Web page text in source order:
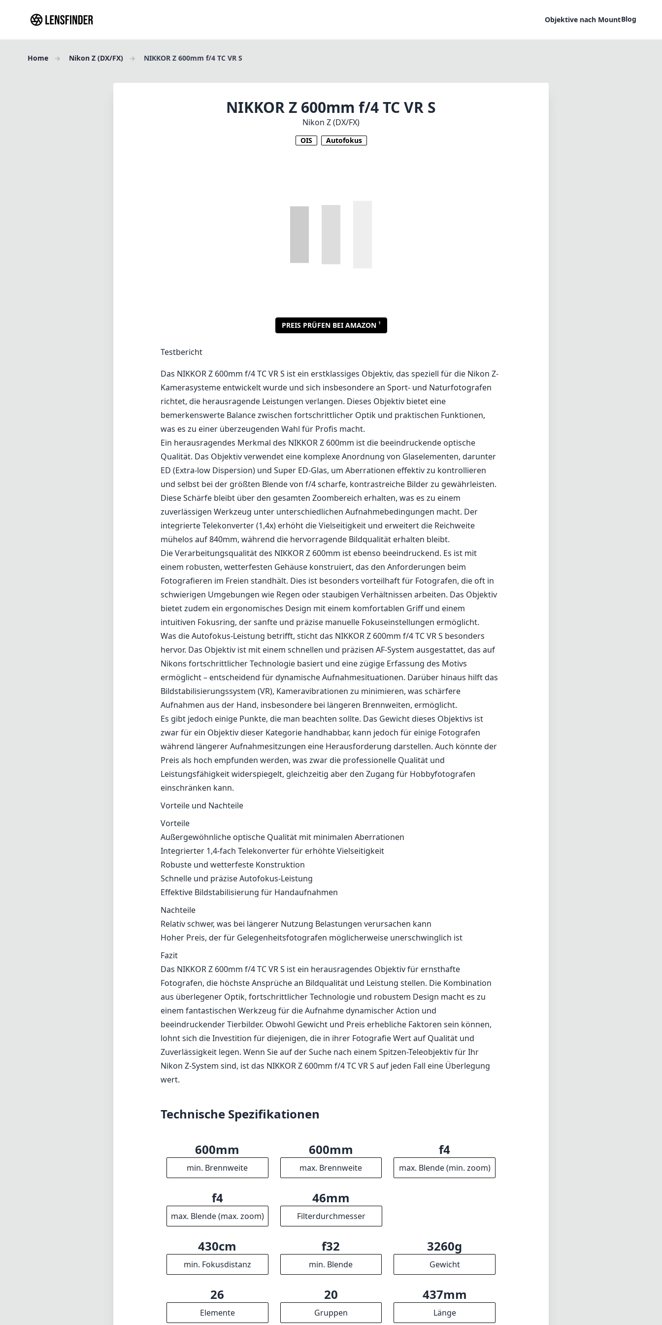
Objektive nach MountBlog
Home Nikon Z (DX/FX) NIKKOR Z 600mm f/4 TC VR S
NIKKOR Z 600mm f/4 TC VR S
Nikon Z (DX/FX)
OIS Autofokus
PREIS PRÜFEN BEI AMAZON 1
Testbericht
Das NIKKOR Z 600mm f/4 TC VR S ist ein erstklassiges Objektiv, das speziell für die Nikon Z-
Kamerasysteme entwickelt wurde und sich insbesondere an Sport- und Naturfotografen
richtet, die herausragende Leistungen verlangen. Dieses Objektiv bietet eine
bemerkenswerte Balance zwischen fortschrittlicher Optik und praktischen Funktionen,
was es zu einer überzeugenden Wahl für Profis macht.
Ein herausragendes Merkmal des NIKKOR Z 600mm ist die beeindruckende optische
Qualität. Das Objektiv verwendet eine komplexe Anordnung von Glaselementen, darunter
ED (Extra-low Dispersion) und Super ED-Glas, um Aberrationen effektiv zu kontrollieren
und selbst bei der größten Blende von f/4 scharfe, kontrastreiche Bilder zu gewährleisten.
Diese Schärfe bleibt über den gesamten Zoombereich erhalten, was es zu einem
zuverlässigen Werkzeug unter unterschiedlichen Aufnahmebedingungen macht. Der
integrierte Telekonverter (1,4x) erhöht die Vielseitigkeit und erweitert die Reichweite
mühelos auf 840mm, während die hervorragende Bildqualität erhalten bleibt.
Die Verarbeitungsqualität des NIKKOR Z 600mm ist ebenso beeindruckend. Es ist mit
einem robusten, wetterfesten Gehäuse konstruiert, das den Anforderungen beim
Fotografieren im Freien standhält. Dies ist besonders vorteilhaft für Fotografen, die oft in
schwierigen Umgebungen wie Regen oder staubigen Verhältnissen arbeiten. Das Objektiv
bietet zudem ein ergonomisches Design mit einem komfortablen Griff und einem
intuitiven Fokusring, der sanfte und präzise manuelle Fokuseinstellungen ermöglicht.
Was die Autofokus-Leistung betrifft, sticht das NIKKOR Z 600mm f/4 TC VR S besonders
hervor. Das Objektiv ist mit einem schnellen und präzisen AF-System ausgestattet, das auf
Nikons fortschrittlicher Technologie basiert und eine zügige Erfassung des Motivs
ermöglicht – entscheidend für dynamische Aufnahmesituationen. Darüber hinaus hilft das
Bildstabilisierungssystem (VR), Kameravibrationen zu minimieren, was schärfere
Aufnahmen aus der Hand, insbesondere bei längeren Brennweiten, ermöglicht.
Es gibt jedoch einige Punkte, die man beachten sollte. Das Gewicht dieses Objektivs ist
zwar für ein Objektiv dieser Kategorie handhabbar, kann jedoch für einige Fotografen
während längerer Aufnahmesitzungen eine Herausforderung darstellen. Auch könnte der
Preis als hoch empfunden werden, was zwar die professionelle Qualität und
Leistungsfähigkeit widerspiegelt, gleichzeitig aber den Zugang für Hobbyfotografen
einschränken kann.
Vorteile und Nachteile
Vorteile
Außergewöhnliche optische Qualität mit minimalen Aberrationen
Integrierter 1,4-fach Telekonverter für erhöhte Vielseitigkeit
Robuste und wetterfeste Konstruktion
Schnelle und präzise Autofokus-Leistung
Effektive Bildstabilisierung für Handaufnahmen
Nachteile
Relativ schwer, was bei längerer Nutzung Belastungen verursachen kann
Hoher Preis, der für Gelegenheitsfotografen möglicherweise unerschwinglich ist
Fazit
Das NIKKOR Z 600mm f/4 TC VR S ist ein herausragendes Objektiv für ernsthafte
Fotografen, die höchste Ansprüche an Bildqualität und Leistung stellen. Die Kombination
aus überlegener Optik, fortschrittlicher Technologie und robustem Design macht es zu
einem fantastischen Werkzeug für die Aufnahme dynamischer Action und
beeindruckender Tierbilder. Obwohl Gewicht und Preis erhebliche Faktoren sein können,
lohnt sich die Investition für diejenigen, die in ihrer Fotografie Wert auf Qualität und
Zuverlässigkeit legen. Wenn Sie auf der Suche nach einem Spitzen-Teleobjektiv für Ihr
Nikon Z-System sind, ist das NIKKOR Z 600mm f/4 TC VR S auf jeden Fall eine Überlegung
wert.
Technische Spezifikationen
600mm
min. Brennweite
600mm
max. Brennweite
f4
max. Blende (min. zoom)
f4
max. Blende (max. zoom)
46mm
Filterdurchmesser
430cm
min. Fokusdistanz
f32
min. Blende
3260g
Gewicht
26
Elemente
20
Gruppen
437mm
Länge